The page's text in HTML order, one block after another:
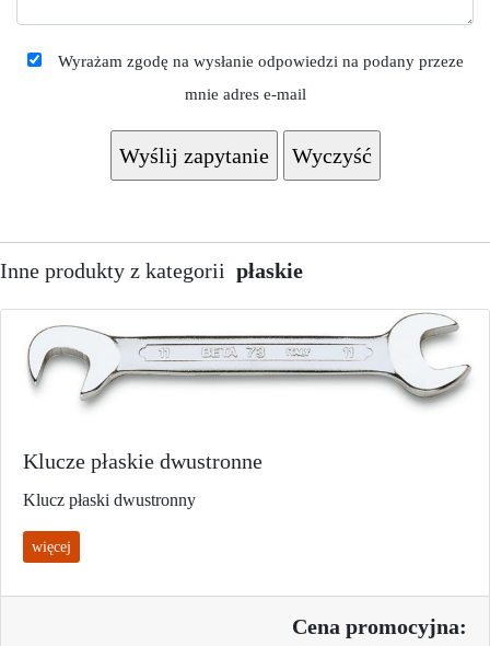
Wyrażam zgodę na wysłanie odpowiedzi na podany przeze
mnie adres e-mail
Inne produkty z kategorii płaskie
Klucze płaskie dwustronne
Klucz płaski dwustronny
więcej
Cena promocyjna: